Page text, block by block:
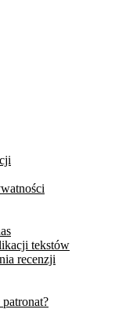
tekstów
recenzji